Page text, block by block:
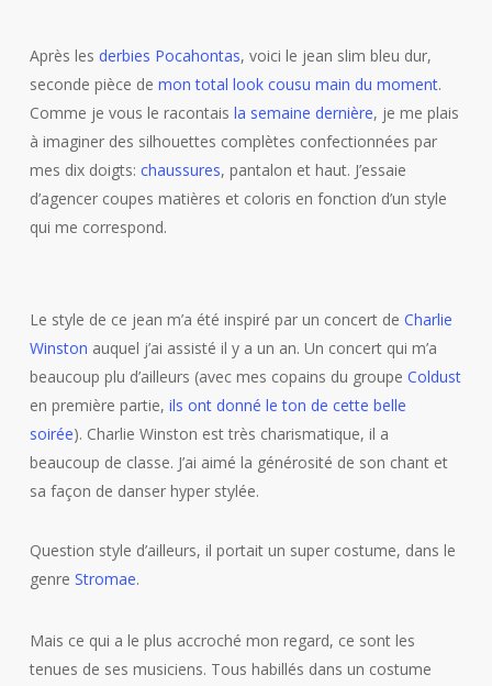
Après les derbies Pocahontas, voici le jean slim bleu dur,
seconde pièce de mon total look cousu main du moment.
Comme je vous le racontais la semaine dernière, je me plais
à imaginer des silhouettes complètes confectionnées par
mes dix doigts: chaussures, pantalon et haut. J’essaie
d’agencer coupes matières et coloris en fonction d’un style
qui me correspond.
Le style de ce jean m’a été inspiré par un concert de Charlie
Winston auquel j’ai assisté il y a un an. Un concert qui m’a
beaucoup plu d’ailleurs (avec mes copains du groupe Coldust
en première partie, ils ont donné le ton de cette belle
soirée). Charlie Winston est très charismatique, il a
beaucoup de classe. J’ai aimé la générosité de son chant et
sa façon de danser hyper stylée.
Question style d’ailleurs, il portait un super costume, dans le
genre Stromae.
Mais ce qui a le plus accroché mon regard, ce sont les
tenues de ses musiciens. Tous habillés dans un costume